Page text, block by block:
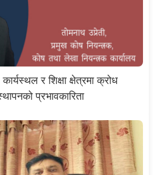
र शिक्षा क्षेत्रमा क्रोध
प्रभावकारिता